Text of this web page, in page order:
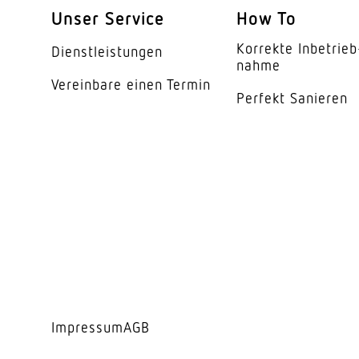
Mechanische
Reichweite Radial
Reichweite Tangential
Unser Service
Dienst­leis­tungen
Vereinbare einen Termin
How To
Korrekte
nahme
Perfekt Sanieren
ImpressumAGB